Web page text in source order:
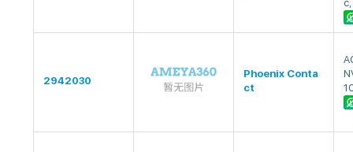
2942030
Phoenix Conta
ct